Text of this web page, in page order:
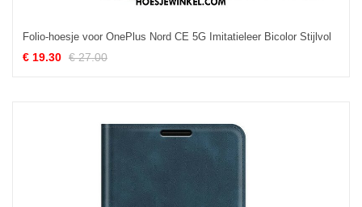
Folio-hoesje voor OnePlus Nord CE 5G Imitatieleer Bicolor Stijlvol
€ 19.30 € 27.00